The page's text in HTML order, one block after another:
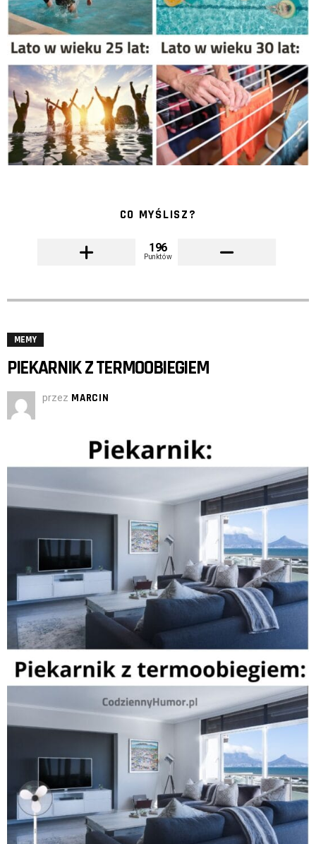
CO MYŚLISZ?
196
Punktów
MEMY
PIEKARNIK Z TERMOOBIEGIEM
przez MARCIN